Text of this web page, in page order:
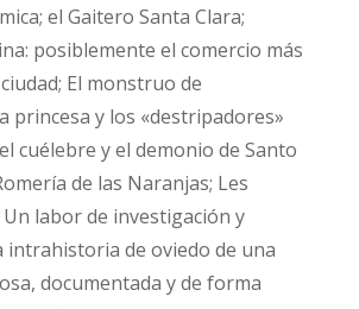
el Gaitero Santa Clara;
posiblemente el comercio más
El monstruo de
princesa y los «destripadores»
cuélebre y el demonio de Santo
de las Naranjas; Les
labor de investigación y
de oviedo de una
documentada y de forma